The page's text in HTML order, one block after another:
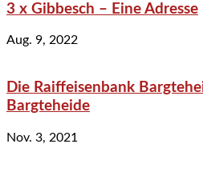
3 x Gibbesch – Eine Adresse
Aug. 9, 2022
Die Raiffeisenbank
Bargteheide
Nov. 3, 2021